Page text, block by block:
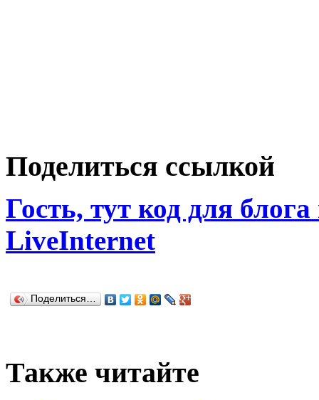
Поделиться ссылкой
Гость, тут код для
LiveInternet
Поделиться…
Также читайте